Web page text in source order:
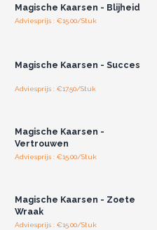
Magische Kaarsen - Blijheid
Adviesprijs : €15.00/Stuk
Magische Kaarsen - Succes
Adviesprijs : €17.50/Stuk
Magische Kaarsen -
Vertrouwen
Adviesprijs : €15.00/Stuk
Magische Kaarsen - Zoete
Wraak
Adviesprijs : €15.00/Stuk